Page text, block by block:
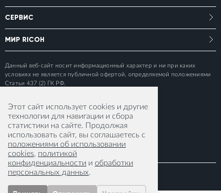
СЕРВИС
МИР RICOH
Данный веб-сайт носит информационный характер и ни при каких
условиях не является публичной офертой, определяемой положениями
Статьи 437 (2) ГК РФ.
© 2015-2026 RICOH IMAGING EUROPE S.A.S
Этот сайт использует cookies и другие
технологии для навигации и сбора
статистики на сайте. Продолжая
использовать сайт, вы соглашаетесь с
положениями об использовании
cookies, политикой
конфиденциальности и обработки
персональных данных.